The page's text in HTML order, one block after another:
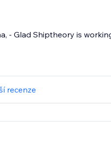
- Glad Shiptheory is
recenze